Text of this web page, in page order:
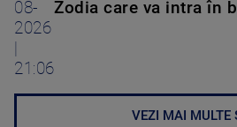
08-
2026
21:06
Zodia care va intra în
VEZI MAI MULTE